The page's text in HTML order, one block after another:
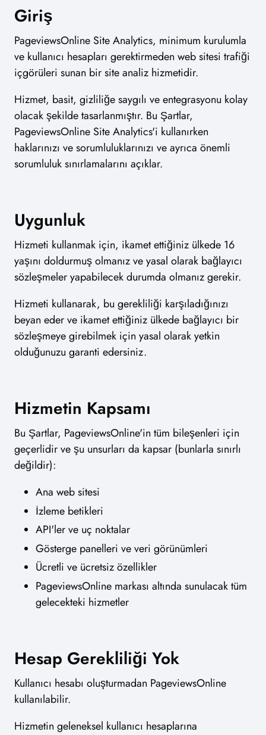
Giriş
PageviewsOnline Site Analytics, minimum kurulumla
ve kullanıcı hesapları gerektirmeden web sitesi trafiği
içgörüleri sunan bir site analiz hizmetidir.
Hizmet, basit, gizliliğe saygılı ve entegrasyonu kolay
olacak şekilde tasarlanmıştır. Bu Şartlar,
PageviewsOnline Site Analytics'i kullanırken
haklarınızı ve sorumluluklarınızı ve ayrıca önemli
sorumluluk sınırlamalarını açıklar.
Uygunluk
Hizmeti kullanmak için, ikamet ettiğiniz ülkede 16
yaşını doldurmuş olmanız ve yasal olarak bağlayıcı
sözleşmeler yapabilecek durumda olmanız gerekir.
Hizmeti kullanarak, bu gerekliliği karşıladığınızı
beyan eder ve ikamet ettiğiniz ülkede bağlayıcı bir
sözleşmeye girebilmek için yasal olarak yetkin
olduğunuzu garanti edersiniz.
Hizmetin Kapsamı
Bu Şartlar, PageviewsOnline'in tüm bileşenleri için
geçerlidir ve şu unsurları da kapsar (bunlarla sınırlı
değildir):
Ana web sitesi
İzleme betikleri
API'ler ve uç noktalar
Gösterge panelleri ve veri görünümleri
Ücretli ve ücretsiz özellikler
PageviewsOnline markası altında sunulacak tüm
gelecekteki hizmetler
Hesap Gerekliliği Yok
Kullanıcı hesabı oluşturmadan PageviewsOnline
kullanılabilir.
Hizmetin geleneksel kullanıcı hesaplarına